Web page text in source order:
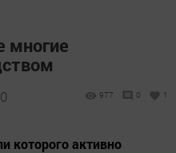
многие
977 0 1
которого активно